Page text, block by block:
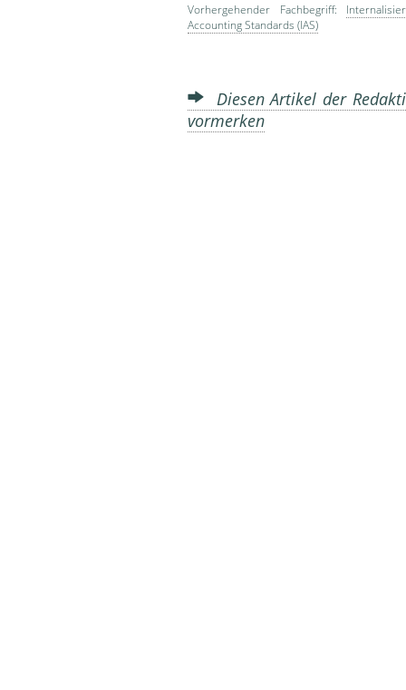
Vorhergehender Fachbegriff:
Accounting Standards (IAS)
Diesen Artikel der
vormerken